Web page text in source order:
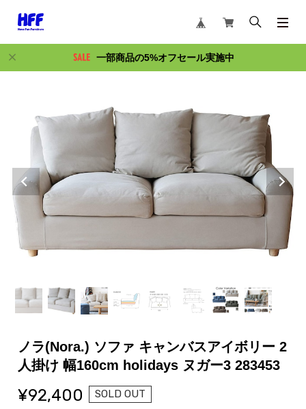
一部商品の5%オフセール実施中
ノラ(Nora.) ソファ キャンバスアイボリー 2
人掛け 幅160cm holidays ヌガー3 283453
¥92,400 SOLD OUT